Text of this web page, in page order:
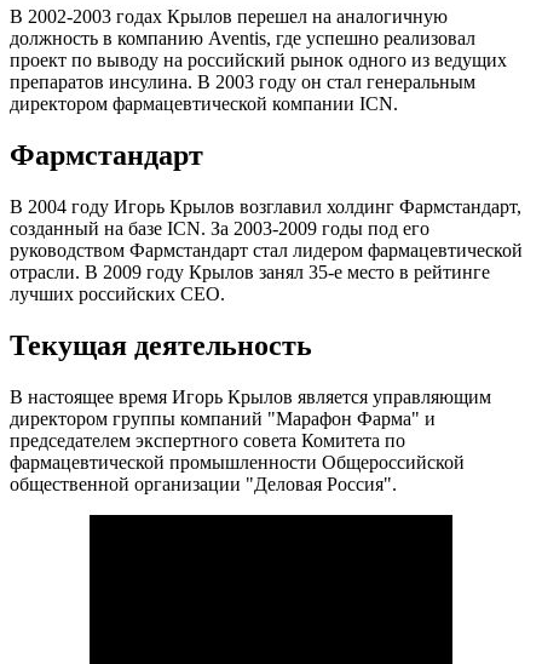
В 2002-2003 годах Крылов перешел на аналогичную
должность в компанию Aventis, где успешно реализовал
проект по выводу на российский рынок одного из ведущих
препаратов инсулина. В 2003 году он стал генеральным
директором фармацевтической компании ICN.
Фармстандарт
В 2004 году Игорь Крылов возглавил холдинг Фармстандарт,
созданный на базе ICN. За 2003-2009 годы под его
руководством Фармстандарт стал лидером фармацевтической
отрасли. В 2009 году Крылов занял 35-е место в рейтинге
лучших российских СЕО.
Текущая деятельность
В настоящее время Игорь Крылов является управляющим
директором группы компаний "Марафон Фарма" и
председателем экспертного совета Комитета по
фармацевтической промышленности Общероссийской
общественной организации "Деловая Россия".